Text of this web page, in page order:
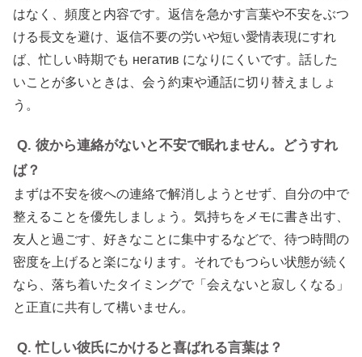
はなく、頻度と内容です。返信を急かす言葉や不安をぶつ
ける長文を避け、返信不要の労いや短い愛情表現にすれ
ば、忙しい時期でも негатив になりにくいです。話した
いことが多いときは、会う約束や通話に切り替えましょ
う。
Q. 彼から連絡がないと不安で眠れません。どうすれ
ば？
まずは不安を彼への連絡で解消しようとせず、自分の中で
整えることを優先しましょう。気持ちをメモに書き出す、
友人と過ごす、好きなことに集中するなどで、待つ時間の
密度を上げると楽になります。それでもつらい状態が続く
なら、落ち着いたタイミングで「会えないと寂しくなる」
と正直に共有して構いません。
Q. 忙しい彼氏にかけると喜ばれる言葉は？